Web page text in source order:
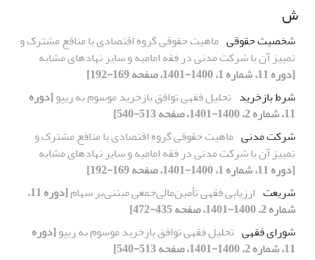
ش
شخصیت حقوقی ماهیت حقوقی گروه اقتصادی با منافع مشترک و
تمییز آن با شرکت مدنی در فقه امامیه و سایر نهادهای مشابه
[دوره 11، شماره 1، 1400-1401، صفحه 169-192]
شرط بازخرید تحلیل فقهی توافق بازخرید موسوم به ریپو[دوره
11، شماره 2، 1400-1401، صفحه 513-540]
شرکت مدنی ماهیت حقوقی گروه اقتصادی با منافع مشترک و
تمییز آن با شرکت مدنی در فقه امامیه و سایر نهادهای مشابه
[دوره 11، شماره 1، 1400-1401، صفحه 169-192]
شریعت ارزیابی فقهی تأمین‌مالی‌‌جمعی مبتنی‌بر سهام
[دوره 11،
شماره 2، 1400-1401، صفحه 435-472]
شورای فقهی تحلیل فقهی توافق بازخرید موسوم به ریپو[دوره
11، شماره 2، 1400-1401، صفحه 513-540]